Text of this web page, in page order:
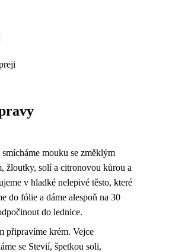
mouku se změklým
žloutky, solí a citronovou kůrou a
v hladké nelepivé těsto, které
do fólie a dáme alespoň na 30
do lednice.
připravíme krém. Vejce
se Stevií, špetkou soli,